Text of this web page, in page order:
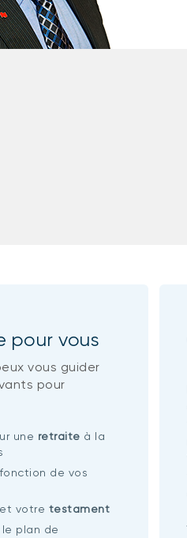
pour vous
vous guider
pour
une retraite à la
de vos
et votre testament
plan de